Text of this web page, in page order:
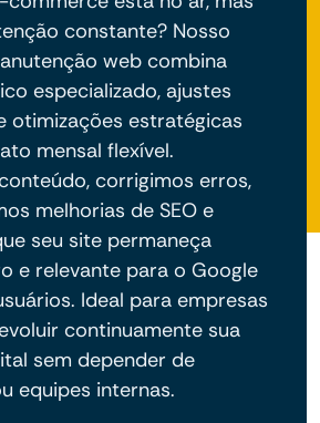
constante? Nosso
web combina
especializado, ajustes
otimizações estratégicas
mensal flexível.
corrigimos erros,
melhorias de SEO e
seu site permaneça
e relevante para o Google
Ideal para empresas
continuamente sua
sem depender de
equipes internas.